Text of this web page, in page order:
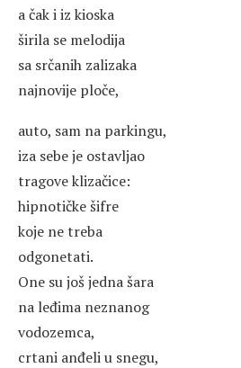
a čak i iz kioska
širila se melodija
sa srčanih zalizaka
najnovije ploče,
auto, sam na parkingu,
iza sebe je ostavljao
tragove klizačice:
hipnotičke šifre
koje ne treba
odgonetati.
One su još jedna šara
na leđima neznanog
vodozemca,
crtani anđeli u snegu,